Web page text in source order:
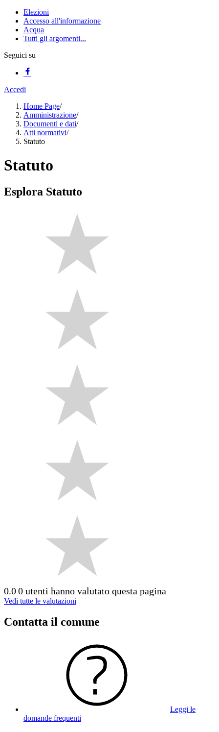
Elezioni
Accesso all'informazione
Acqua
Tutti gli argomenti...
Seguici su
Accedi
Home Page/
Amministrazione/
Documenti e dati/
Atti normativi/
Statuto
Statuto
Esplora Statuto
0.00 utenti hanno valutato questa pagina
Vedi tutte le valutazioni
Contatta il comune
Leggi le
domande frequenti